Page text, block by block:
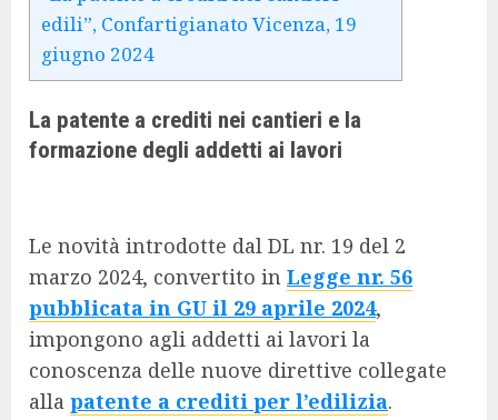
edili”, Confartigianato Vicenza, 19
giugno 2024
La patente a crediti nei cantieri e la
formazione degli addetti ai lavori
Le novità introdotte dal DL nr. 19 del 2
marzo 2024, convertito in Legge nr. 56
pubblicata in GU il 29 aprile 2024,
impongono agli addetti ai lavori la
conoscenza delle nuove direttive collegate
alla patente a crediti per l’edilizia.